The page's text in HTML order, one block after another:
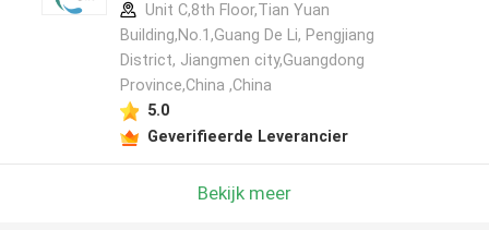
Unit C,8th Floor,Tian Yuan
Building,No.1,Guang De Li, Pengjiang
District, Jiangmen city,Guangdong
Province,China ,China
5.0
Geverifieerde Leverancier
Bekijk meer